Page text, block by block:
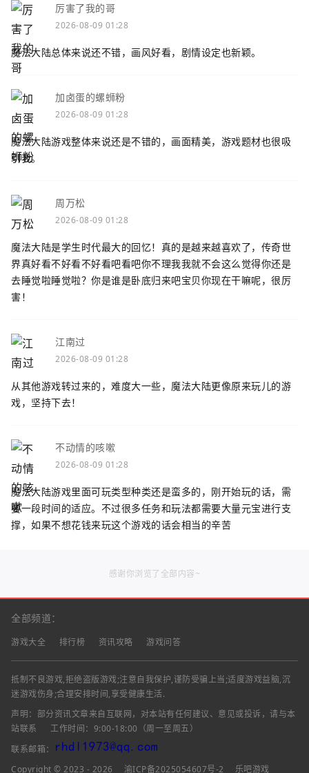
厉害了我的哥
2026-08-09 01:28
魔法大陆总体来说还不错，画风好看，剧情设定也新颖。
加卤蛋的螺蛳粉
2026-08-09 01:28
魔法大陆游戏整体来说还是不错的，画面精美，游戏题材也很吸
引我。
周万松
2026-08-09 01:28
魔法大陆是学生时代最大的回忆！真的是越来越喜欢了，传奇世
界真好看不好看不好看吧看吧你不理我我就不会这么觉得你还是
去睡觉啦睡觉啦？你是谁是卧底归来吧宝贝你现在干嘛呢，很厉
害！
江南过
2026-08-09 01:28
从其他游戏转过来的，难度大一些，魔法大陆更像原来玩儿的游
戏，坚持下去！
不动情的咳嗽
2026-08-09 01:28
魔法大陆游戏里面可玩类型种类还是蛮多的，刚开始玩的话，需
要一段时间的适应。不过很多任务和玩法都需要大量元宝进行支
撑，如果不想花钱来玩这个游戏的话会相当的辛苦
感谢你浏览了全部内容~
全部频道：
游戏大全 排行榜 资讯攻略 游戏问答
抵制不良游戏,拒绝盗版游戏;注意自我保护,谨防受骗上当;适度游戏益脑,沉
迷游戏伤身;合理安排时间,享受健康生活.
声明：部分资讯文章来自互联网，对本站有任何建议、意见或投诉，请与本
站联系
工作时间：9:00-18:00（周一至周五）
联系邮箱：
Copyright © 2023 - 2026
渝ICP备2025054607号-2 乐吧游戏